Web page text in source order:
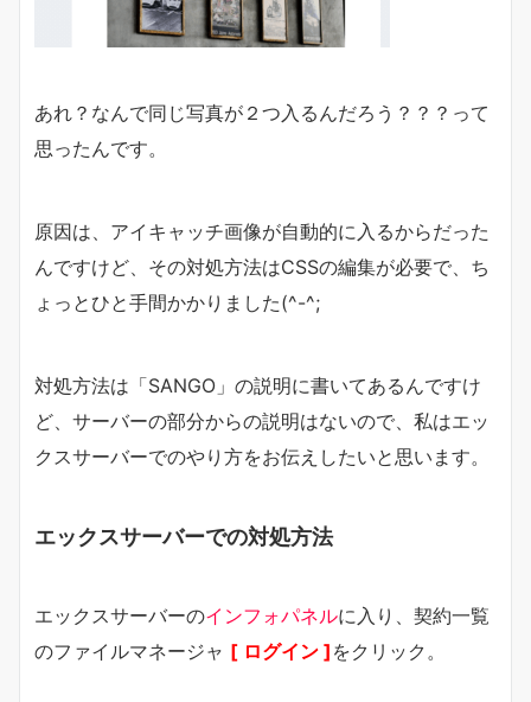
あれ？なんで同じ写真が２つ入るんだろう？？？って
思ったんです。
原因は、アイキャッチ画像が自動的に入るからだった
んですけど、その対処方法はCSSの編集が必要で、ち
ょっとひと手間かかりました(^-^;
対処方法は「SANGO」の説明に書いてあるんですけ
ど、サーバーの部分からの説明はないので、私はエッ
クスサーバーでのやり方をお伝えしたいと思います。
エックスサーバーでの対処方法
エックスサーバーのインフォパネルに入り、契約一覧
のファイルマネージャ [ ログイン ] をクリック。